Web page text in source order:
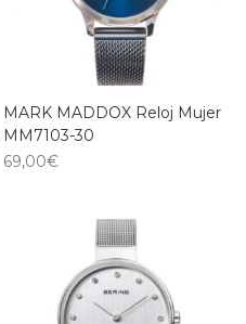
MARK MADDOX Reloj Mujer
MM7103-30
69,00€